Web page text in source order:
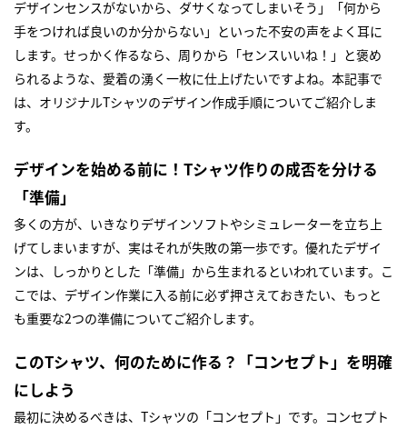
デザインセンスがないから、ダサくなってしまいそう」「何から
手をつければ良いのか分からない」といった不安の声をよく耳に
します。せっかく作るなら、周りから「センスいいね！」と褒め
られるような、愛着の湧く一枚に仕上げたいですよね。本記事で
は、オリジナルTシャツのデザイン作成手順についてご紹介しま
す。
デザインを始める前に！Tシャツ作りの成否を分ける
「準備」
多くの方が、いきなりデザインソフトやシミュレーターを立ち上
げてしまいますが、実はそれが失敗の第一歩です。優れたデザイ
ンは、しっかりとした「準備」から生まれるといわれています。こ
こでは、デザイン作業に入る前に必ず押さえておきたい、もっと
も重要な2つの準備についてご紹介します。
このTシャツ、何のために作る？「コンセプト」を明確
にしよう
最初に決めるべきは、Tシャツの「コンセプト」です。コンセプト